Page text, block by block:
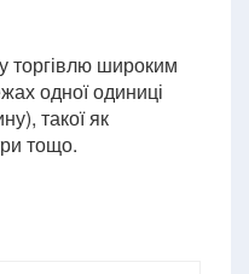
торгівлю широким
одної одиниці
такої як
тощо.